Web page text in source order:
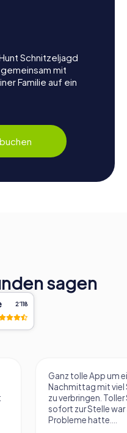
Schnitzeljagd
mit
Familie auf ein
sagen
2‘118
Ganz tolle App um
Nachmittag mit viel
zu verbringen.
sofort zur Stelle war
Probleme hatte....